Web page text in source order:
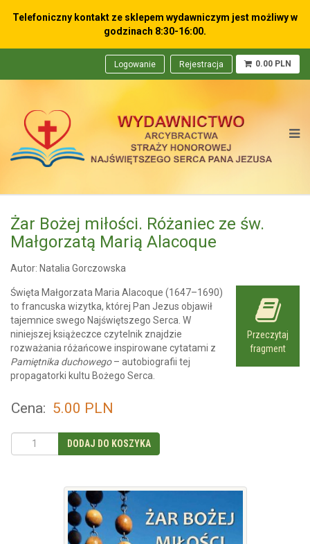
Telefoniczny kontakt ze sklepem wydawniczym jest możliwy w
godzinach 8:30-16:00.
Logowanie Rejestracja 0.00 PLN
Żar Bożej miłości. Różaniec ze św.
Małgorzatą Marią Alacoque
Autor: Natalia Gorczowska
Przeczytaj
fragment
Święta Małgorzata Maria Alacoque (1647–1690)
to francuska wizytka, której Pan Jezus objawił
tajemnice swego Najświętszego Serca. W
niniejszej książeczce czytelnik znajdzie
rozważania różańcowe inspirowane cytatami z
Pamiętnika duchowego– autobiografii tej
propagatorki kultu Bożego Serca.
Cena: 5.00 PLN